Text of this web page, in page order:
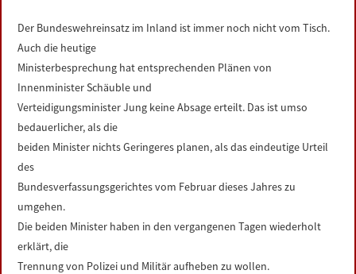
DATENSCHUTZERKLÄRUNG
Der Bundeswehreinsatz im Inland ist immer noch nicht vom Tisch.
Auch die heutige
Ministerbesprechung hat entsprechenden Plänen von
Innenminister Schäuble und
Verteidigungsminister Jung keine Absage erteilt. Das ist umso
bedauerlicher, als die
beiden Minister nichts Geringeres planen, als das eindeutige Urteil
des
Bundesverfassungsgerichtes vom Februar dieses Jahres zu
umgehen.
Die beiden Minister haben in den vergangenen Tagen wiederholt
erklärt, die
Trennung von Polizei und Militär aufheben zu wollen.